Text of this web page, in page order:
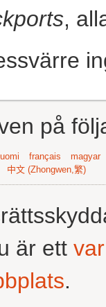
,
på
français
magyar
中文 (Zhongwen,繁)
är ett
.